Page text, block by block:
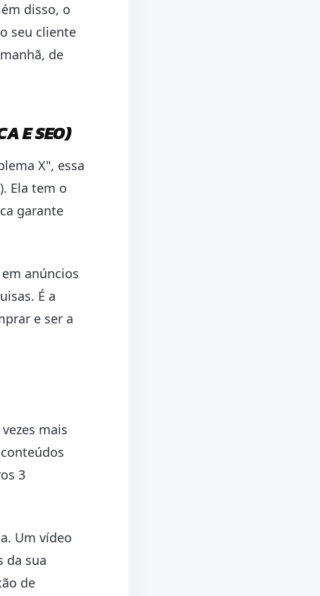
disso, o
seu cliente
de
E SEO)
X", essa
Ela tem o
garante
anúncios
É a
e ser a
mais
3
Um vídeo
da sua
de